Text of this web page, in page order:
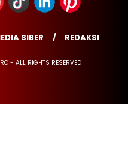
SIBER REDAKSI
- ALL RIGHTS RESERVED